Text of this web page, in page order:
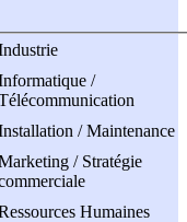
/
/ Maintenance
/ Stratégie
Humaines